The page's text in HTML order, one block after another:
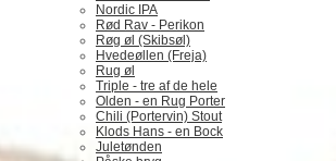
Nordic IPA
Rød Rav - Perikon
Røg øl (Skibsøl)
Hvedeøllen (Freja)
Rug øl
Triple - tre af de hele
Olden - en Rug Porter
Chili (Portervin) Stout
Klods Hans - en Bock
Juletønden